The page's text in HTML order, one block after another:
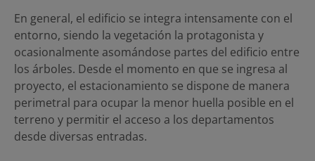
En general, el edificio se integra intensamente con el
entorno, siendo la vegetación la protagonista y
ocasionalmente asomándose partes del edificio entre
los árboles. Desde el momento en que se ingresa al
proyecto, el estacionamiento se dispone de manera
perimetral para ocupar la menor huella posible en el
terreno y permitir el acceso a los departamentos
desde diversas entradas.